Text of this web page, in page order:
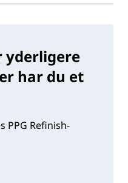
yderligere
har du et
PPG Refinish-